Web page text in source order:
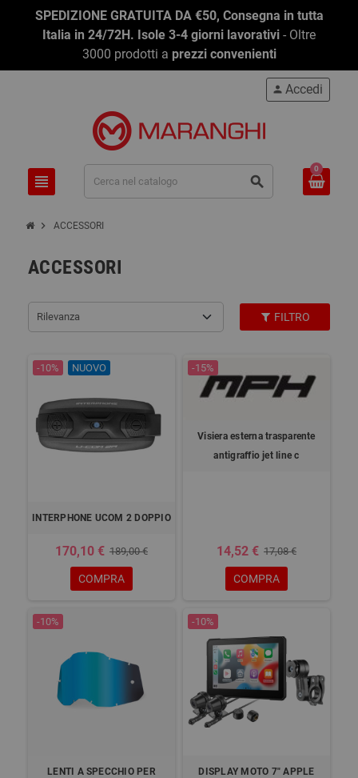
SPEDIZIONE GRATUITA DA €50, Consegna in tutta
Italia in 24/72H. Isole 3-4 giorni lavorativi - Oltre
3000 prodotti a prezzi convenienti
view_headline search
person Accedi
0
chevron_right ACCESSORI
ACCESSORI
Rilevanza FILTRO
-10% NUOVO
INTERPHONE UCOM 2 DOPPIO
170,10 € 189,00 €
COMPRA
-15%
Visiera esterna trasparente
antigraffio jet line c
14,52 € 17,08 €
COMPRA
-10%
LENTI A SPECCHIO PER
-10%
DISPLAY MOTO 7" APPLE